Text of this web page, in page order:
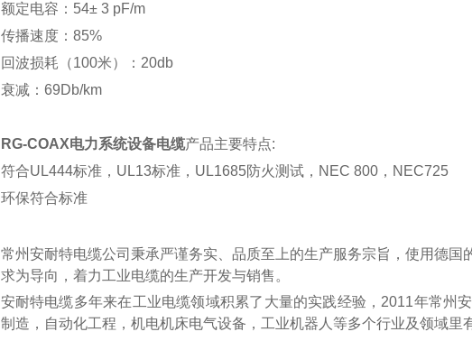
额定电容： 54± 3 pF/m
传播速度： 85%
回波损耗（100米）：20db
衰减： 69Db/km
RG-COAX电力系统设备电缆产品主要特点:
符合UL444标准，UL13标准，UL1685防火测试，NEC 800，NEC725
环保符合标准
常州安耐特电缆公司秉承严谨务实、品质至上的生产服务宗旨，使用德
求为导向，着力工业电缆的生产开发与销售。
安耐特电缆多年来在工业电缆领域积累了大量的实践经验， 2011年常州
制造，自动化工程，机电机床电气设备，工业机器人等多个行业及领域里